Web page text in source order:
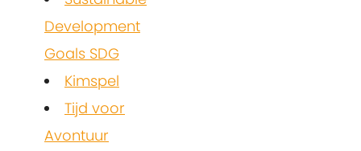
Development
Goals SDG
Kimspel
Tijd voor
Avontuur